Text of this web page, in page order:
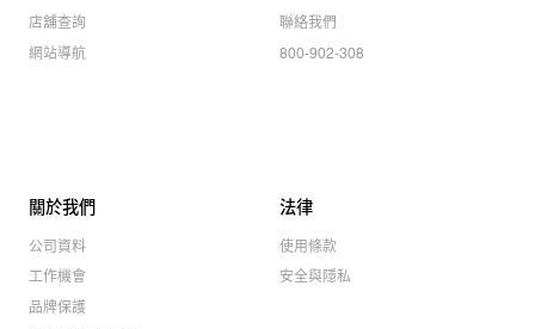
店舖查詢
網站導航
聯絡我們
800-902-308
關於我們
公司資料
工作機會
品牌保護
法律
使用條款
安全與隱私